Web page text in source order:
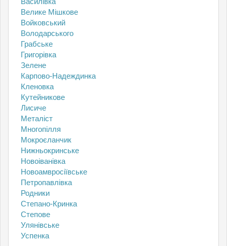
Велике Мішкове
Войковський
Володарського
Грабське
Григорівка
Зелене
Карпово-Надеждинка
Кленовка
Кутейникове
Лисиче
Металіст
Многопілля
Мокроєланчик
Нижньокринське
Новоіванівка
Новоамвросіївське
Петропавлівка
Родники
Степано-Кринка
Степове
Улянівське
Успенка